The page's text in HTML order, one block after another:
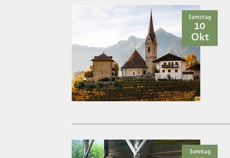
Samstag
10
Okt
Sonntag